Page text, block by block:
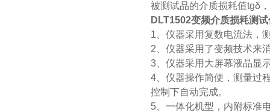
被测试品的介质损耗值tgδ
DLT1502变频介质损耗测试
1、仪器采用复数电流法，
2、仪器采用了变频技术来
3、仪器采用大屏幕液晶显
4、仪器操作简便，测量过
控制下自动完成。
5、一体化机型，内附标准